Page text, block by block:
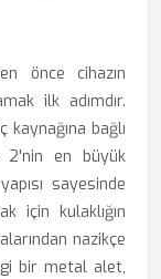
önce cihazın
ilk adımdır.
kaynağına bağlı
2'nin en büyük
sayesinde
için kulaklığın
nazikçe
bir metal alet,